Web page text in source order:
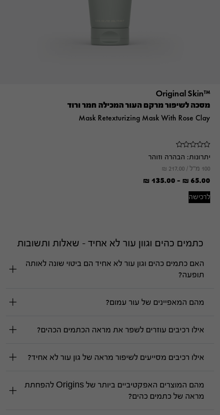
™Original Skin
מסכה לשיפור מרקם העור המכילה חמר ורוד
Mask Retexturizing Mask With Rose Clay
יתרונות: הבהרה וזוהר
100 מ"ל / ₪ 217.00
₪ 65.00
-
₪ 135.00
לרכישה
כתמים כהים וגוון עור לא אחיד - שאלות ותשובות
האם כתמים כהים וגון עור לא אחיד הם ביטוי שונה לאותה
תופעה?
מהם המאפיינים של עור עמום?
אילו רכיבים עוזרים לשפר את מראה הכתמים הכהים?
אילו רכיבים מסייעים לשיפור מראה של גון עור לא אחיד?
מהם המוצרים האפקטיביים ביותר של Origins להפחתת
מראה של כתמים כהים?